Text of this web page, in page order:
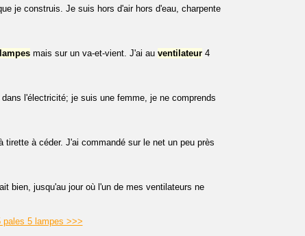
je construis. Je suis hors d'air hors d'eau, charpente
lampes mais sur un va-et-vient. J'ai au ventilateur 4
l'électricité; je suis une femme, je ne comprends
à céder. J'ai commandé sur le net un peu près
bien, jusqu'au jour où l'un de mes ventilateurs ne
5 lampes >>>